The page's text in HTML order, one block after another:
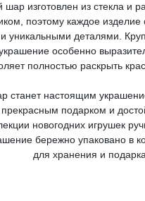
шар изготовлен из стекла и
поэтому каждое изделие
уникальными деталями.
особенно
полностью раскрыть
станет настоящим
прекрасным подарком и
новогодних игрушек
бережно упаковано в
для хранения и подарка.